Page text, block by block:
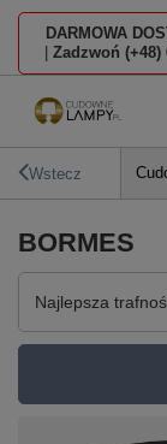
DARMOWA
Zadzwoń (+48)
Wstecz
BORMES
Zmień
Najlepsza